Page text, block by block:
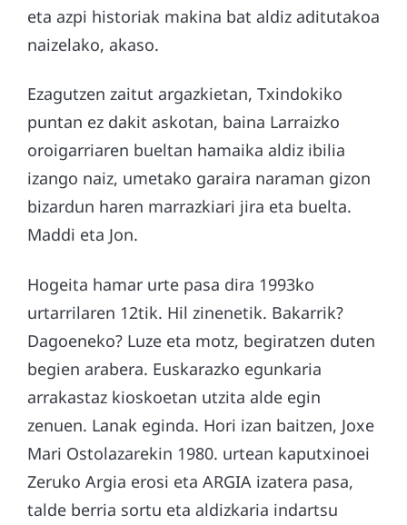
eta azpi historiak makina bat aldiz aditutakoa
naizelako, akaso.
Ezagutzen zaitut argazkietan, Txindokiko
puntan ez dakit askotan, baina Larraizko
oroigarriaren bueltan hamaika aldiz ibilia
izango naiz, umetako garaira naraman gizon
bizardun haren marrazkiari jira eta buelta.
Maddi eta Jon.
Hogeita hamar urte pasa dira 1993ko
urtarrilaren 12tik. Hil zinenetik. Bakarrik?
Dagoeneko? Luze eta motz, begiratzen duten
begien arabera. Euskarazko egunkaria
arrakastaz kioskoetan utzita alde egin
zenuen. Lanak eginda. Hori izan baitzen, Joxe
Mari Ostolazarekin 1980. urtean kaputxinoei
Zeruko Argia erosi eta ARGIA izatera pasa,
talde berria sortu eta aldizkaria indartsu